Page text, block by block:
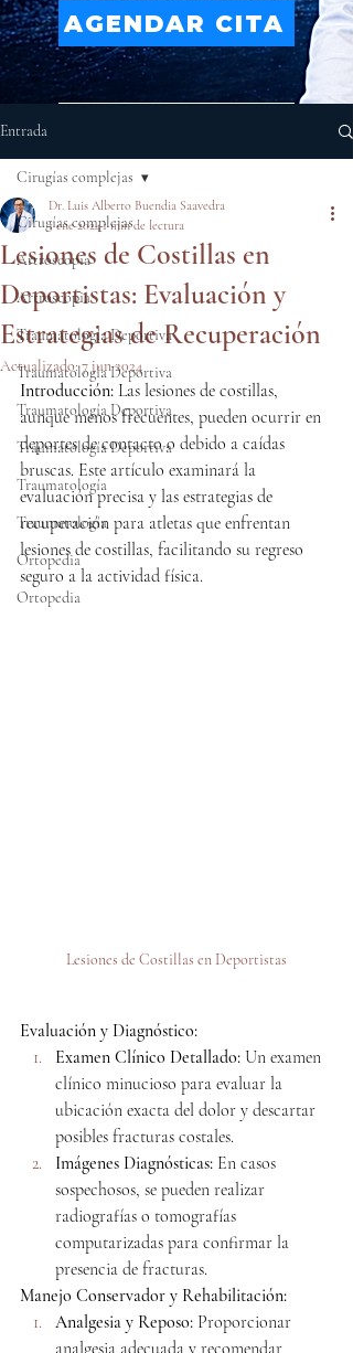
AGENDAR CITA
Entrada
Cirugías complejas
Artroscopia
Artroscopia
Traumatología Deportiva
Traumatología Deportiva
Traumatología Deportiva
Traumatología Deportiva
Traumatología
Traumatología
Ortopedia
Ortopedia
Cirugías complejas
Lesiones de Costillas en
Deportistas: Evaluación y
Estrategias de Recuperación
Dr. Luis Alberto Buendia Saavedra
1 ene 20241 min de lectura
Actualizado:7 jun 2024
Introducción: Las lesiones de costillas,
aunque menos frecuentes, pueden ocurrir en
deportes de contacto o debido a caídas
bruscas. Este artículo examinará la
evaluación precisa y las estrategias de
recuperación para atletas que enfrentan
lesiones de costillas, facilitando su regreso
seguro a la actividad física.
Lesiones de Costillas en Deportistas
Evaluación y Diagnóstico:
Examen Clínico Detallado: Un examen
clínico minucioso para evaluar la
ubicación exacta del dolor y descartar
posibles fracturas costales.
Imágenes Diagnósticas: En casos
sospechosos, se pueden realizar
radiografías o tomografías
computarizadas para confirmar la
presencia de fracturas.
Manejo Conservador y Rehabilitación:
Analgesia y Reposo: Proporcionar
analgesia adecuada y recomendar